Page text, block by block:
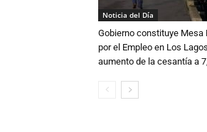
Noticia del Día
Gobierno constituye Mesa
por el Empleo en Los
aumento de la cesantía a